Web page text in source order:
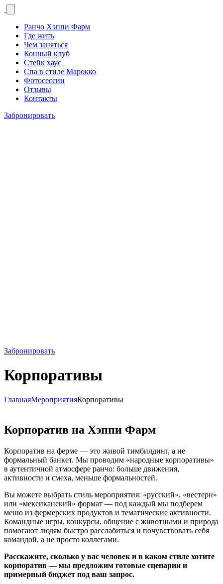
Ранчо Хэппи Фарм
Где жить
Чем заняться
Конный клуб
Стейк хаус
Спа в стиле Марокко
Фотосессии
Отзывы
Контакты
Забронировать
Забронировать
Корпоративы
ГлавнаяМероприятияКорпоративы
Корпоратив на Хэппи Фарм
Корпоратив на ферме — это живой тимбилдинг, а не
формальный банкет. Мы проводим «народные корпоративы»
в аутентичной атмосфере ранчо: больше движения,
активности и смеха, меньше формальностей.
Вы можете выбрать стиль мероприятия: «русский», «вестерн»
или «мексиканский» формат — под каждый мы подберем
меню из фермерских продуктов и тематические активности.
Командные игры, конкурсы, общение с животными и природа
помогают людям быстро расслабиться и почувствовать себя
командой, а не просто коллегами.
Расскажите, сколько у вас человек и в каком стиле хотите
корпоратив — мы предложим готовые сценарии и
примерный бюджет под ваш запрос.